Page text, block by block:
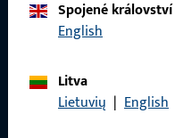
Spojené království
English
Litva
Lietuvių | English